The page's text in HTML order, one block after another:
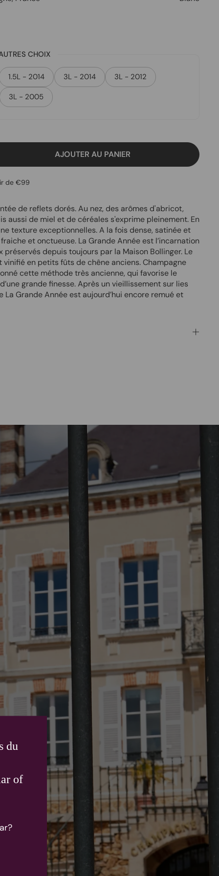
du
of
CHOIX
1.5L - 2014 3L - 2014 3L - 2012
3L - 2005
AJOUTER AU PANIER
de €99
de reflets dorés. Au nez, des arômes d'abricot,
aussi de miel et de céréales s'exprime pleinement. En
texture exceptionnelles. A la fois dense, satinée et
et onctueuse. La Grande Année est l’incarnation
depuis toujours par la Maison Bollinger. Le
en petits fûts de chêne anciens. Champagne
cette méthode très ancienne, qui favorise le
grande finesse. Après un vieillissement sur lies
La Grande Année est aujourd’hui encore remué et